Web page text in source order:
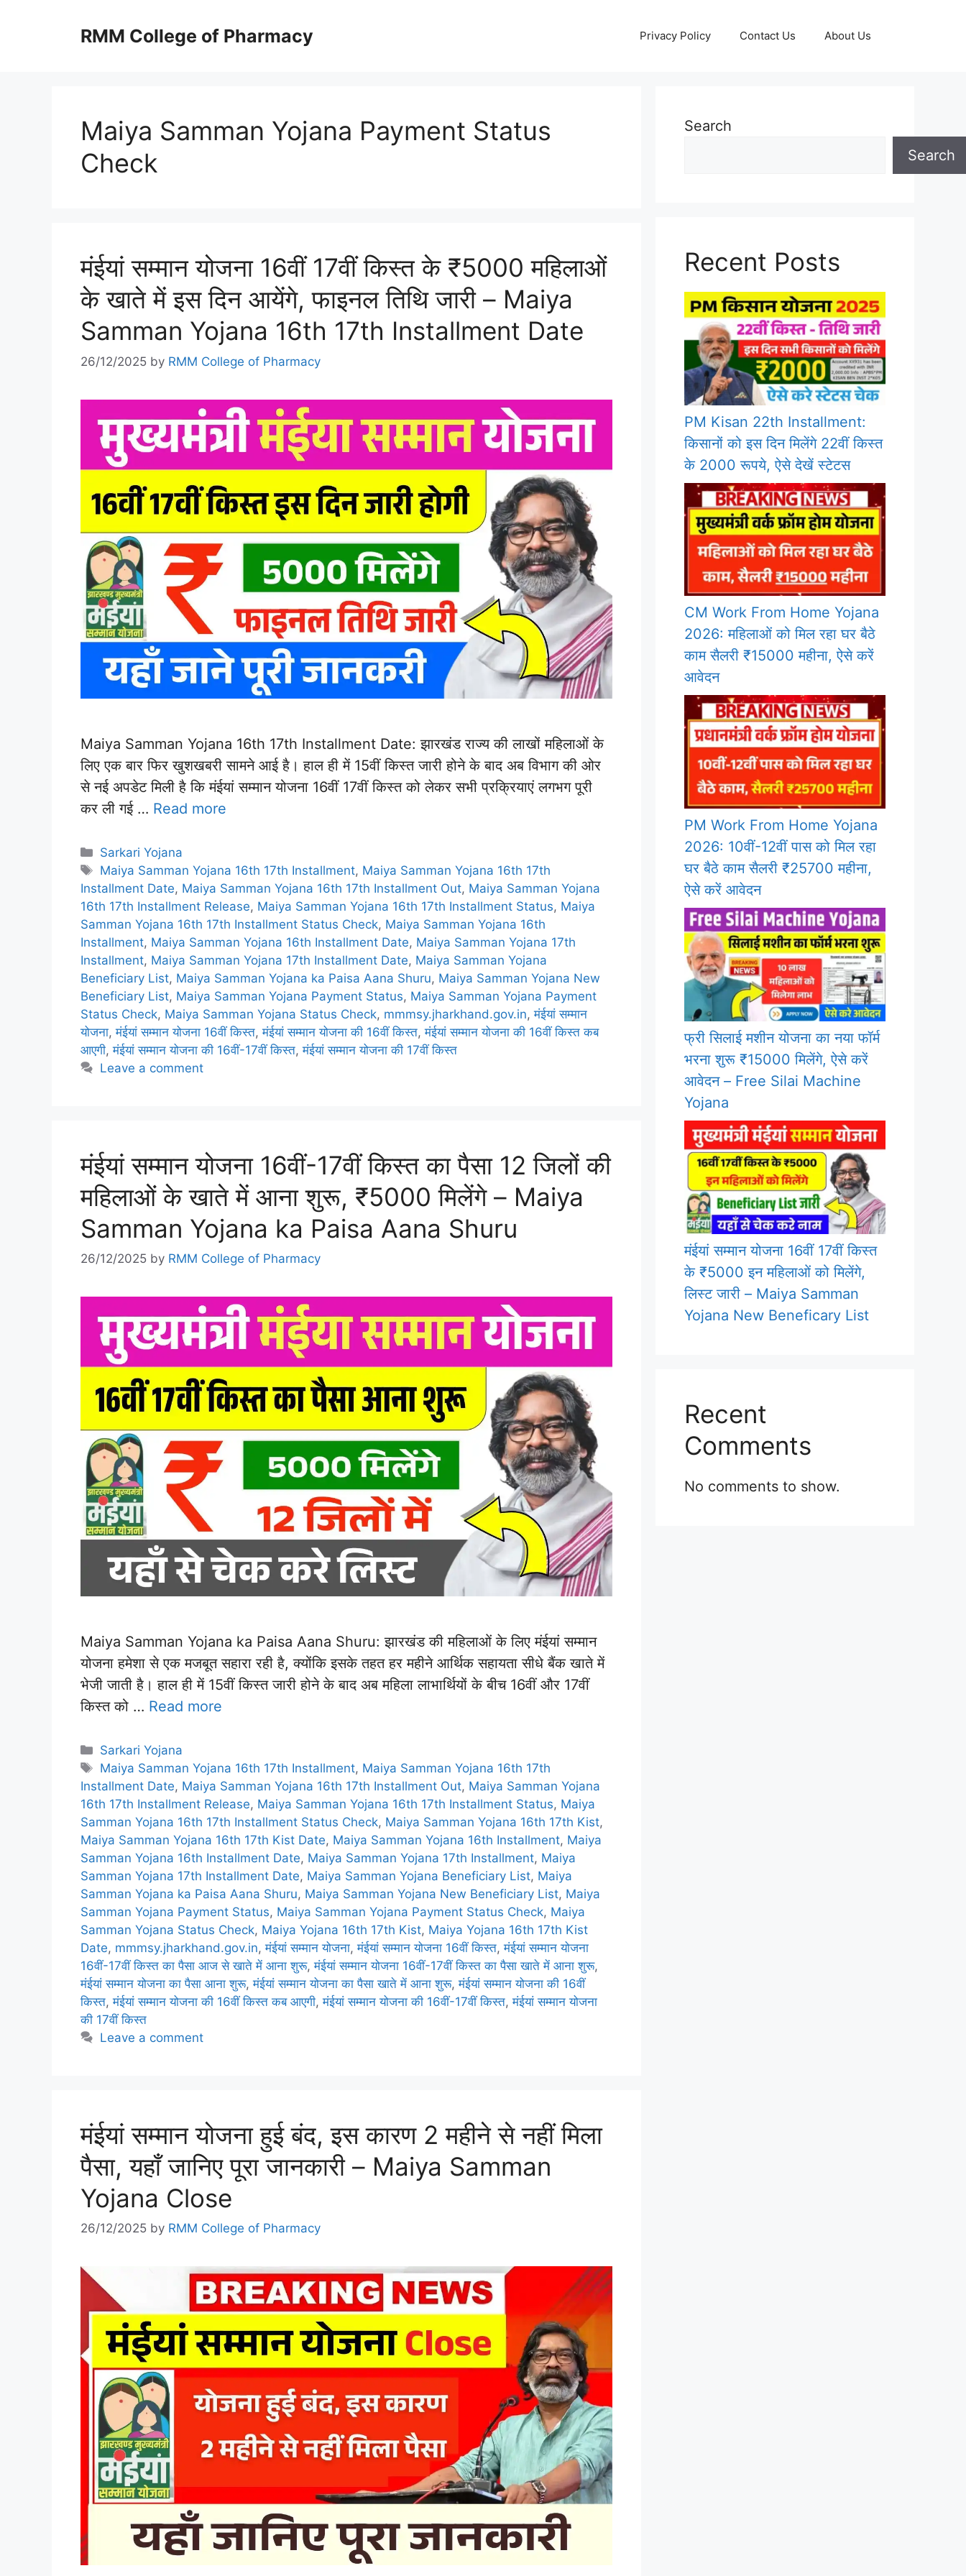
RMM College of Pharmacy Privacy Policy Contact Us About Us
Maiya Samman Yojana Payment Status
Check
मंईयां सम्मान योजना 16वीं 17वीं किस्त के ₹5000 महिलाओं
के खाते में इस दिन आयेंगे, फाइनल तिथि जारी – Maiya
Samman Yojana 16th 17th Installment Date
26/12/2025 by RMM College of Pharmacy
Maiya Samman Yojana 16th 17th Installment Date: झारखंड राज्य की लाखों महिलाओं के
लिए एक बार फिर खुशखबरी सामने आई है। हाल ही में 15वीं किस्त जारी होने के बाद अब विभाग की ओर
से नई अपडेट मिली है कि मंईयां सम्मान योजना 16वीं 17वीं किस्त को लेकर सभी प्रक्रियाएं लगभग पूरी
कर ली गई … Read more
Categories
Sarkari Yojana
Tags
Maiya Samman Yojana 16th 17th Installment, Maiya Samman Yojana 16th 17th
Installment Date, Maiya Samman Yojana 16th 17th Installment Out, Maiya Samman Yojana
16th 17th Installment Release, Maiya Samman Yojana 16th 17th Installment Status, Maiya
Samman Yojana 16th 17th Installment Status Check, Maiya Samman Yojana 16th
Installment, Maiya Samman Yojana 16th Installment Date, Maiya Samman Yojana 17th
Installment, Maiya Samman Yojana 17th Installment Date, Maiya Samman Yojana
Beneficiary List, Maiya Samman Yojana ka Paisa Aana Shuru, Maiya Samman Yojana New
Beneficiary List, Maiya Samman Yojana Payment Status, Maiya Samman Yojana Payment
Status Check, Maiya Samman Yojana Status Check, mmmsy.jharkhand.gov.in,मंईयां सम्मान
योजना,मंईयां सम्मान योजना 16वीं किस्त,मंईयां सम्मान योजना की 16वीं किस्त,मंईयां सम्मान योजना की 16वीं किस्त कब
आएगी,मंईयां सम्मान योजना की 16वीं-17वीं किस्त,मंईयां सम्मान योजना की 17वीं किस्त
Leave a comment
मंईयां सम्मान योजना 16वीं-17वीं किस्त का पैसा 12 जिलों की
महिलाओं के खाते में आना शुरू, ₹5000 मिलेंगे – Maiya
Samman Yojana ka Paisa Aana Shuru
26/12/2025 by RMM College of Pharmacy
Maiya Samman Yojana ka Paisa Aana Shuru: झारखंड की महिलाओं के लिए मंईयां सम्मान
योजना हमेशा से एक मजबूत सहारा रही है, क्योंकि इसके तहत हर महीने आर्थिक सहायता सीधे बैंक खाते में
भेजी जाती है। हाल ही में 15वीं किस्त जारी होने के बाद अब महिला लाभार्थियों के बीच 16वीं और 17वीं
किस्त को … Read more
Categories
Sarkari Yojana
Tags
Maiya Samman Yojana 16th 17th Installment, Maiya Samman Yojana 16th 17th
Installment Date, Maiya Samman Yojana 16th 17th Installment Out, Maiya Samman Yojana
16th 17th Installment Release, Maiya Samman Yojana 16th 17th Installment Status, Maiya
Samman Yojana 16th 17th Installment Status Check, Maiya Samman Yojana 16th 17th Kist,
Maiya Samman Yojana 16th 17th Kist Date, Maiya Samman Yojana 16th Installment, Maiya
Samman Yojana 16th Installment Date, Maiya Samman Yojana 17th Installment, Maiya
Samman Yojana 17th Installment Date, Maiya Samman Yojana Beneficiary List, Maiya
Samman Yojana ka Paisa Aana Shuru, Maiya Samman Yojana New Beneficiary List, Maiya
Samman Yojana Payment Status, Maiya Samman Yojana Payment Status Check, Maiya
Samman Yojana Status Check, Maiya Yojana 16th 17th Kist, Maiya Yojana 16th 17th Kist
Date, mmmsy.jharkhand.gov.in,मंईयां सम्मान योजना,मंईयां सम्मान योजना 16वीं किस्त,मंईयां सम्मान योजना
16वीं-17वीं किस्त का पैसा आज से खाते में आना शुरू,मंईयां सम्मान योजना 16वीं-17वीं किस्त का पैसा खाते में आना शुरू,
मंईयां सम्मान योजना का पैसा आना शुरू,मंईयां सम्मान योजना का पैसा खाते में आना शुरू,मंईयां सम्मान योजना की 16वीं
किस्त,मंईयां सम्मान योजना की 16वीं किस्त कब आएगी,मंईयां सम्मान योजना की 16वीं-17वीं किस्त,मंईयां सम्मान योजना
की 17वीं किस्त
Leave a comment
मंईयां सम्मान योजना हुई बंद, इस कारण 2 महीने से नहीं मिला
पैसा, यहाँ जानिए पूरा जानकारी – Maiya Samman
Yojana Close
26/12/2025 by RMM College of Pharmacy
Search
Search
Recent Posts
PM Kisan 22th Installment:
किसानों को इस दिन मिलेंगे 22वीं किस्त
के 2000 रूपये, ऐसे देखें स्टेटस
CM Work From Home Yojana
2026: महिलाओं को मिल रहा घर बैठे
काम सैलरी ₹15000 महीना, ऐसे करें
आवेदन
PM Work From Home Yojana
2026: 10वीं-12वीं पास को मिल रहा
घर बैठे काम सैलरी ₹25700 महीना,
ऐसे करें आवेदन
फ्री सिलाई मशीन योजना का नया फॉर्म
भरना शुरू ₹15000 मिलेंगे, ऐसे करें
आवेदन – Free Silai Machine
Yojana
मंईयां सम्मान योजना 16वीं 17वीं किस्त
के ₹5000 इन महिलाओं को मिलेंगे,
लिस्ट जारी – Maiya Samman
Yojana New Beneficary List
Recent
Comments
No comments to show.